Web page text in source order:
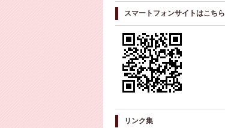
スマートフォンサイトはこちら
リンク集